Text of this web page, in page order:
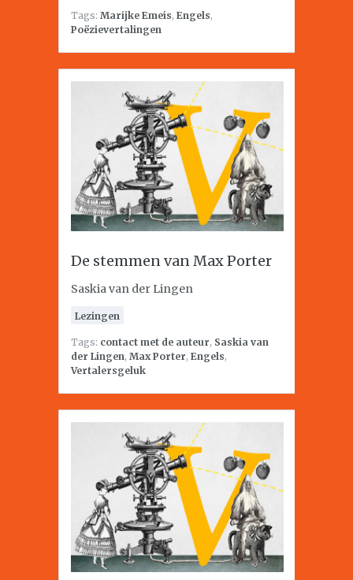
Tags: Marijke Emeis, Engels,
Poëzievertalingen
De stemmen van Max Porter
Saskia van der Lingen
Lezingen
Tags: contact met de auteur, Saskia van
der Lingen, Max Porter, Engels,
Vertalersgeluk